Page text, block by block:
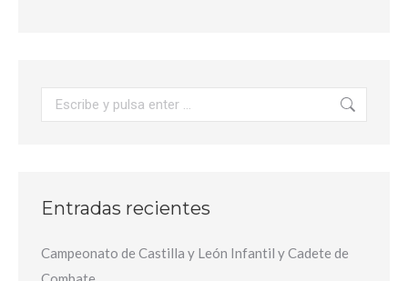
Buscar:
Entradas recientes
Campeonato de Castilla y León Infantil y Cadete de